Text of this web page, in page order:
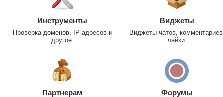
Инструменты
Проверка доменов, IP-адресов и
другое.
Виджеты
Виджеты чатов,
лайки.
Партнерам Форумы